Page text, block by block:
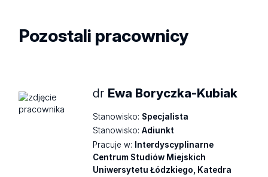
Pozostali pracownicy
dr Ewa Boryczka-Kubiak
Stanowisko: Specjalista
Stanowisko: Adiunkt
Pracuje w:
Interdyscyplinarne
Centrum Studiów Miejskich
Uniwersytetu Łódzkiego, Katedra